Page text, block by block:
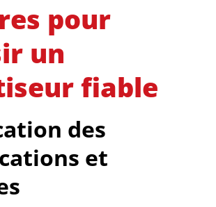
pour
un
fiable
des
et